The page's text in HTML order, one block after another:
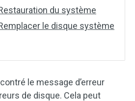
du système
le disque système
le message d’erreur
de disque. Cela peut